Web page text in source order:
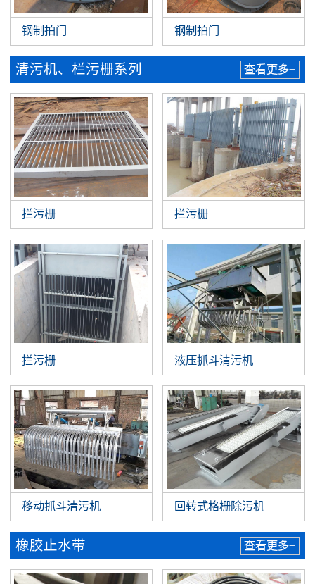
钢制拍门 钢制拍门
清污机、栏污栅系列 查看更多+
拦污栅 拦污栅
拦污栅 液压抓斗清污机
移动抓斗清污机 回转式格栅除污机
橡胶止水带 查看更多+